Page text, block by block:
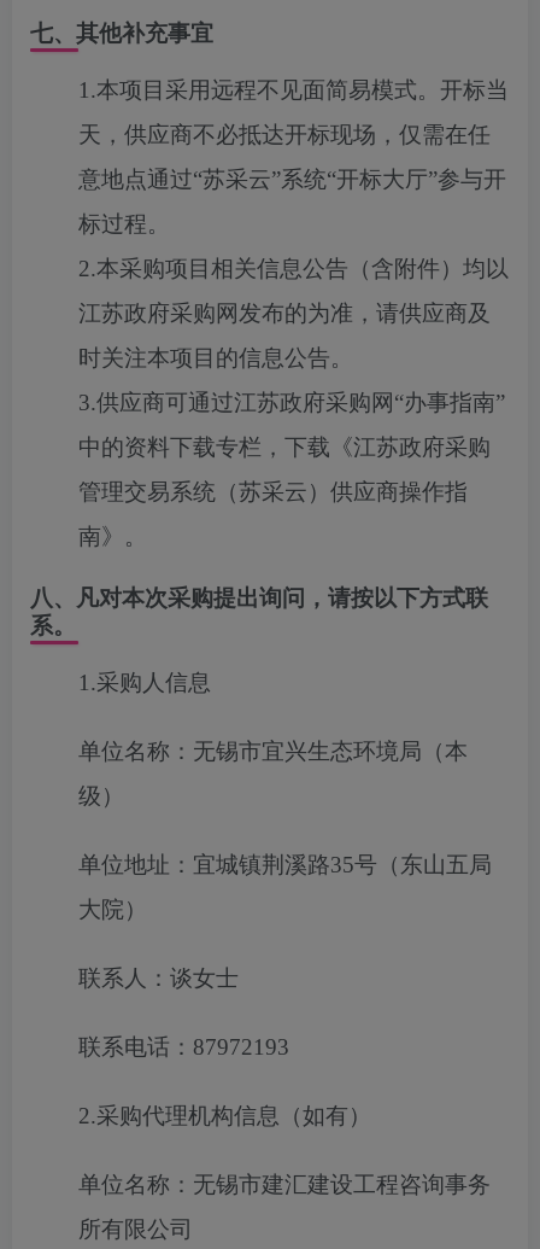
七、其他补充事宜
1.本项目采用远程不见面简易模式。开标当
天，供应商不必抵达开标现场，仅需在任
意地点通过“苏采云”系统“开标大厅”参与开
标过程。
2.本采购项目相关信息公告（含附件）均以
江苏政府采购网发布的为准，请供应商及
时关注本项目的信息公告。
3.供应商可通过江苏政府采购网“办事指南”
中的资料下载专栏，下载《江苏政府采购
管理交易系统（苏采云）供应商操作指
南》。
八、凡对本次采购提出询问，请按以下方式联
系。
1.采购人信息
单位名称：无锡市宜兴生态环境局（本
级）
单位地址：宜城镇荆溪路35号（东山五局
大院）
联系人：谈女士
联系电话：87972193
2.采购代理机构信息（如有）
单位名称：无锡市建汇建设工程咨询事务
所有限公司